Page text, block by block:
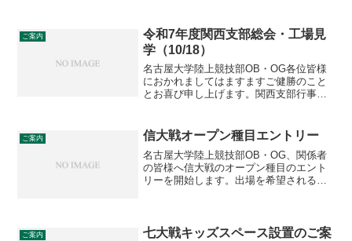
ら続く新型コロナウィルス感染について
は罹患防止のために各...
ご案内
令和7年度関西支部総会・工場見
学（10/18）
名古屋大学陸上競技部OB・OG各位皆様
におかれましてはますますご健勝のこと
とお喜び申し上げます。関西支部行事の
て工場見学を企画し、同一日に実施いた
します。例年12月の第...
ご案内 信大戦オープン種目エントリー
名古屋大学陸上競技部OB・OG、関係者
の皆様へ信大戦のオープン種目のエント
リーを開始します。出場を希望される方
切：202...
ご案内
七大戦キッズスペース設置のご案